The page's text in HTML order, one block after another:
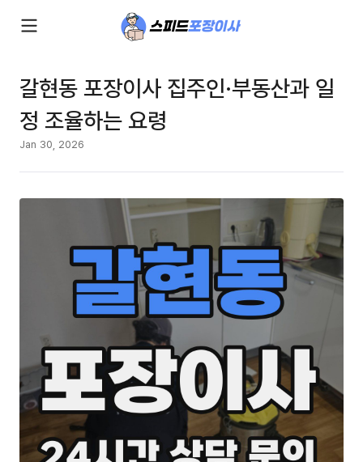
갈현동 포장이사 집주인·부동산과 일
정 조율하는 요령
Jan 30, 2026